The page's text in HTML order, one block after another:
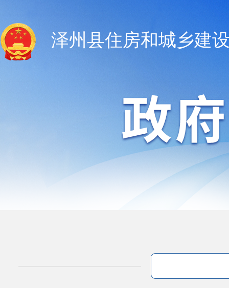
泽州县住房和城乡建